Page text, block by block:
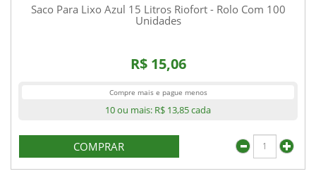
Saco Para Lixo Azul 15 Litros Riofort - Rolo Com 100
Unidades
R$ 15,06
Compre mais e pague menos
10 ou mais: R$ 13,85cada
COMPRAR